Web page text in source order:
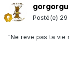
Posté(e)
"Ne reve pas ta vie